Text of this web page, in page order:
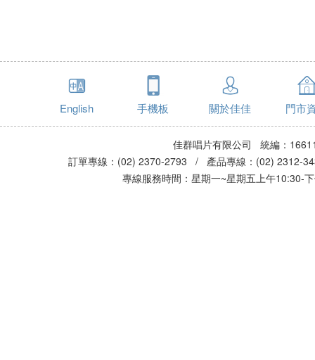
English 手機板 關於佳佳 門市
佳群唱片有限公司 統編：
訂單專線：(02) 2370-2793 / 產品專線：(02)
專線服務時間：星期一~星期五上午10:30-